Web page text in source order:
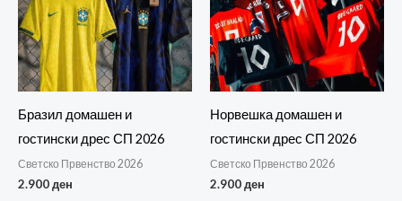
Бразил домашен и
гостински дрес СП 2026
Светско Првенство 2026
2.900ден
Норвешка домашен и
гостински дрес СП 2026
Светско Првенство 2026
2.900ден